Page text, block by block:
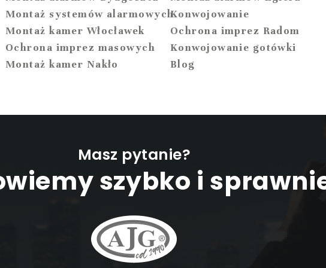
Montaż systemów alarmowychKonwojowanie
Montaż kamer Włocławek
Ochrona imprez Radom
Ochrona imprez masowych
Konwojowanie gotówki
Montaż kamer Nakło
Blog
Masz pytanie?
szybko i